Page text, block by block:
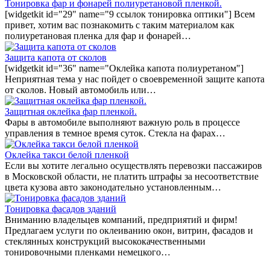
Тонировка фар и фонарей полиуретановой пленкой.
[widgetkit id="29" name="9 ссылок тонировка оптики"] Всем
привет, хотим вас познакомить с таким материалом как
полиуретановая пленка для фар и фонарей…
Защита капота от сколов
[widgetkit id="36" name="Оклейка капота полиуретаном"]
Неприятная тема у нас пойдет о своевременной защите капота
от сколов. Новый автомобиль или…
Защитная оклейка фар пленкой.
Фары в автомобиле выполняют важную роль в процессе
управления в темное время суток. Стекла на фарах…
Оклейка такси белой пленкой
Если вы хотите легально осуществлять перевозки пассажиров
в Московской области, не платить штрафы за несоответствие
цвета кузова авто законодательно установленным…
Тонировка фасадов зданий
Вниманию владельцев компаний, предприятий и фирм!
Предлагаем услуги по оклеиванию окон, витрин, фасадов и
стеклянных конструкций высококачественными
тонировочными пленками немецкого…